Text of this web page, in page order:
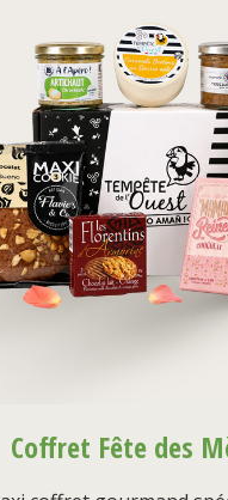
Coffret Fête des